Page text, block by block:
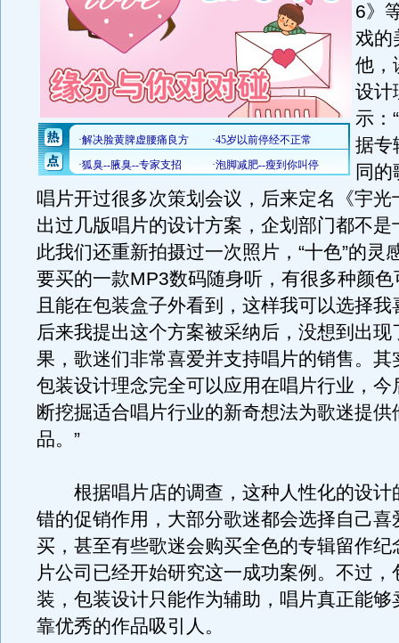
6》
戏的
他，
设计
示：
据专
同的
唱片开过很多次策划会议，后来定名《宇光
出过几版唱片的设计方案，企划部门都不是
此我们还重新拍摄过一次照片，“十色”的灵
要买的一款MP3数码随身听，有很多种颜
且能在包装盒子外看到，这样我可以选择我
后来我提出这个方案被采纳后，没想到出现
果，歌迷们非常喜爱并支持唱片的销售。其
包装设计理念完全可以应用在唱片行业，今
断挖掘适合唱片行业的新奇想法为歌迷提供
品。”
根据唱片店的调查，这种人性化的设计
错的促销作用，大部分歌迷都会选择自己喜
买，甚至有些歌迷会购买全色的专辑留作纪
片公司已经开始研究这一成功案例。不过，
装，包装设计只能作为辅助，唱片真正能够
靠优秀的作品吸引人。